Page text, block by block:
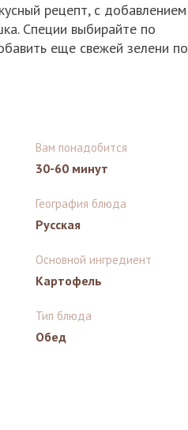
рецепт, с добавлением
Специи выбирайте по
еще свежей зелени по
Вам понадобится
30-60 минут
География блюда
Русская
Основной ингредиент
Картофель
Тип блюда
Обед